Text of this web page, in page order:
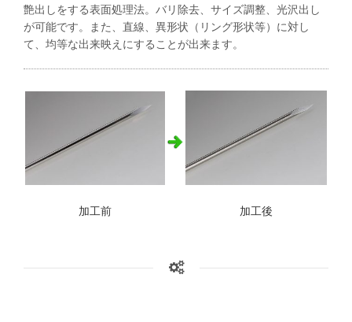
艶出しをする表面処理法。バリ除去、サイズ調整、光沢出し
が可能です。また、直線、異形状（リング形状等）に対し
て、均等な出来映えにすることが出来ます。
加工前 加工後